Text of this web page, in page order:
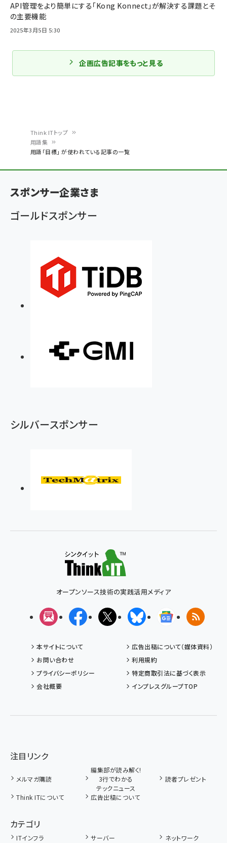
ン
く
ず
Think ITトップ
用語集
用語「目標」 が使われている記事の一覧
API管理をより簡単にする「Kong Konnect」が解決する課題とそ
の主要機能
2025年3月5日 5:30
企画広告記事をもっと見る
スポンサー企業さま
ゴールドスポンサー
シルバースポンサー
オープンソース技術の実践活用メディア
メルマガFacebookX(エックス)BlueskyGoogleニュ
RSS
本サイトについて
広告出稿について（媒体資料）
お問い合わせ
利用規約
プライバシーポリシー
特定商取引法に基づく表示
会社概要
インプレスグループTOP
注目リンク
メルマガ購読
編集部が読み解く!
3行でわかる
テックニュース
読者プレゼント
Think ITについて 広告出稿について
カテゴリ
ITインフラ サーバー
ネットワーク